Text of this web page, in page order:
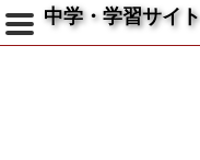
中学・学習サイト